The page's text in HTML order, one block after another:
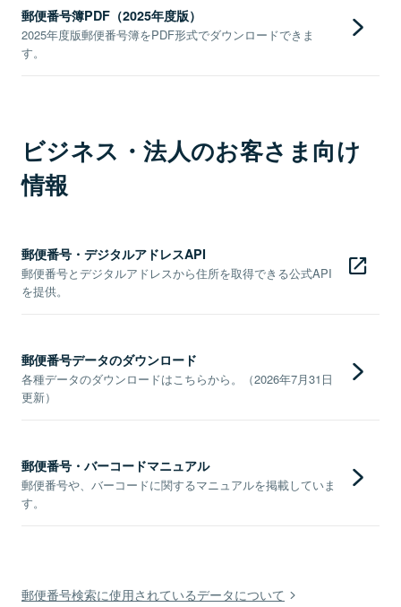
郵便番号簿PDF（2025年度版）
2025年度版郵便番号簿をPDF形式でダウンロードできま
す。
ビジネス・法人のお客さま向け
情報
郵便番号・デジタルアドレスAPI
郵便番号とデジタルアドレスから住所を取得できる公式API
を提供。
郵便番号データのダウンロード
各種データのダウンロードはこちらから。（2026年7月31日
更新）
郵便番号・バーコードマニュアル
郵便番号や、バーコードに関するマニュアルを掲載していま
す。
郵便番号検索に使用されているデータについて